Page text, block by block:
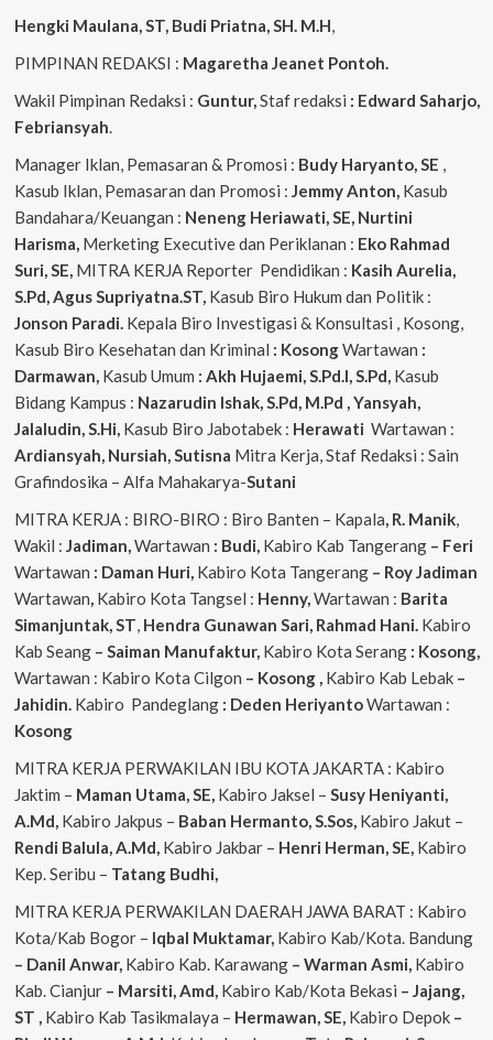
Hengki Maulana, ST, Budi Priatna, SH. M.H,
PIMPINAN REDAKSI : Magaretha Jeanet Pontoh.
Wakil Pimpinan Redaksi : Guntur,Staf redaksi : Edward Saharjo,
Febriansyah.
Manager Iklan, Pemasaran & Promosi : Budy Haryanto, SE ,
Kasub Iklan, Pemasaran dan Promosi : Jemmy Anton, Kasub
Bandahara/Keuangan : Neneng Heriawati, SE, Nurtini
Harisma, Merketing Executive dan Periklanan : Eko Rahmad
Suri, SE, MITRA KERJA Reporter Pendidikan : Kasih Aurelia,
S.Pd, AgusSupriyatna.ST, Kasub Biro Hukum dan Politik :
Jonson Paradi. Kepala Biro Investigasi & Konsultasi , Kosong,
Kasub Biro Kesehatan dan Kriminal : KosongWartawan :
Darmawan, Kasub Umum : Akh Hujaemi, S.Pd.I, S.Pd, Kasub
Bidang Kampus : Nazarudin Ishak, S.Pd, M.Pd , Yansyah,
Jalaludin, S.Hi, Kasub Biro Jabotabek : Herawati Wartawan :
Ardiansyah, Nursiah, Sutisna Mitra Kerja, Staf Redaksi : Sain
Grafindosika – Alfa Mahakarya-Sutani
MITRA KERJA : BIRO-BIRO : Biro Banten – Kapala, R. Manik,
Wakil : Jadiman,Wartawan : Budi, Kabiro Kab Tangerang– Feri
Wartawan : Daman Huri, Kabiro Kota Tangerang– Roy Jadiman
Wartawan, Kabiro Kota Tangsel : Henny,Wartawan : Barita
Simanjuntak, ST, Hendra Gunawan Sari, Rahmad Hani. Kabiro
Kab Seang– Saiman Manufaktur, Kabiro Kota Serang : Kosong,
Wartawan : Kabiro Kota Cilgon – Kosong , Kabiro Kab Lebak–
Jahidin. Kabiro Pandeglang : Deden HeriyantoWartawan :
Kosong
MITRA KERJA PERWAKILAN IBU KOTA JAKARTA : Kabiro
Jaktim – Maman Utama, SE, Kabiro Jaksel – Susy Heniyanti,
A.Md, Kabiro Jakpus – Baban Hermanto, S.Sos, Kabiro Jakut –
Rendi Balula, A.Md, Kabiro Jakbar – Henri Herman, SE, Kabiro
Kep. Seribu – Tatang Budhi,
MITRA KERJA PERWAKILAN DAERAH JAWA BARAT : Kabiro
Kota/Kab Bogor – Iqbal Muktamar, Kabiro Kab/Kota. Bandung
– Danil Anwar, Kabiro Kab. Karawang – Warman Asmi, Kabiro
Kab. Cianjur– Marsiti, Amd, Kabiro Kab/Kota Bekasi – Jajang,
ST , Kabiro Kab Tasikmalaya – Hermawan, SE, Kabiro Depok–